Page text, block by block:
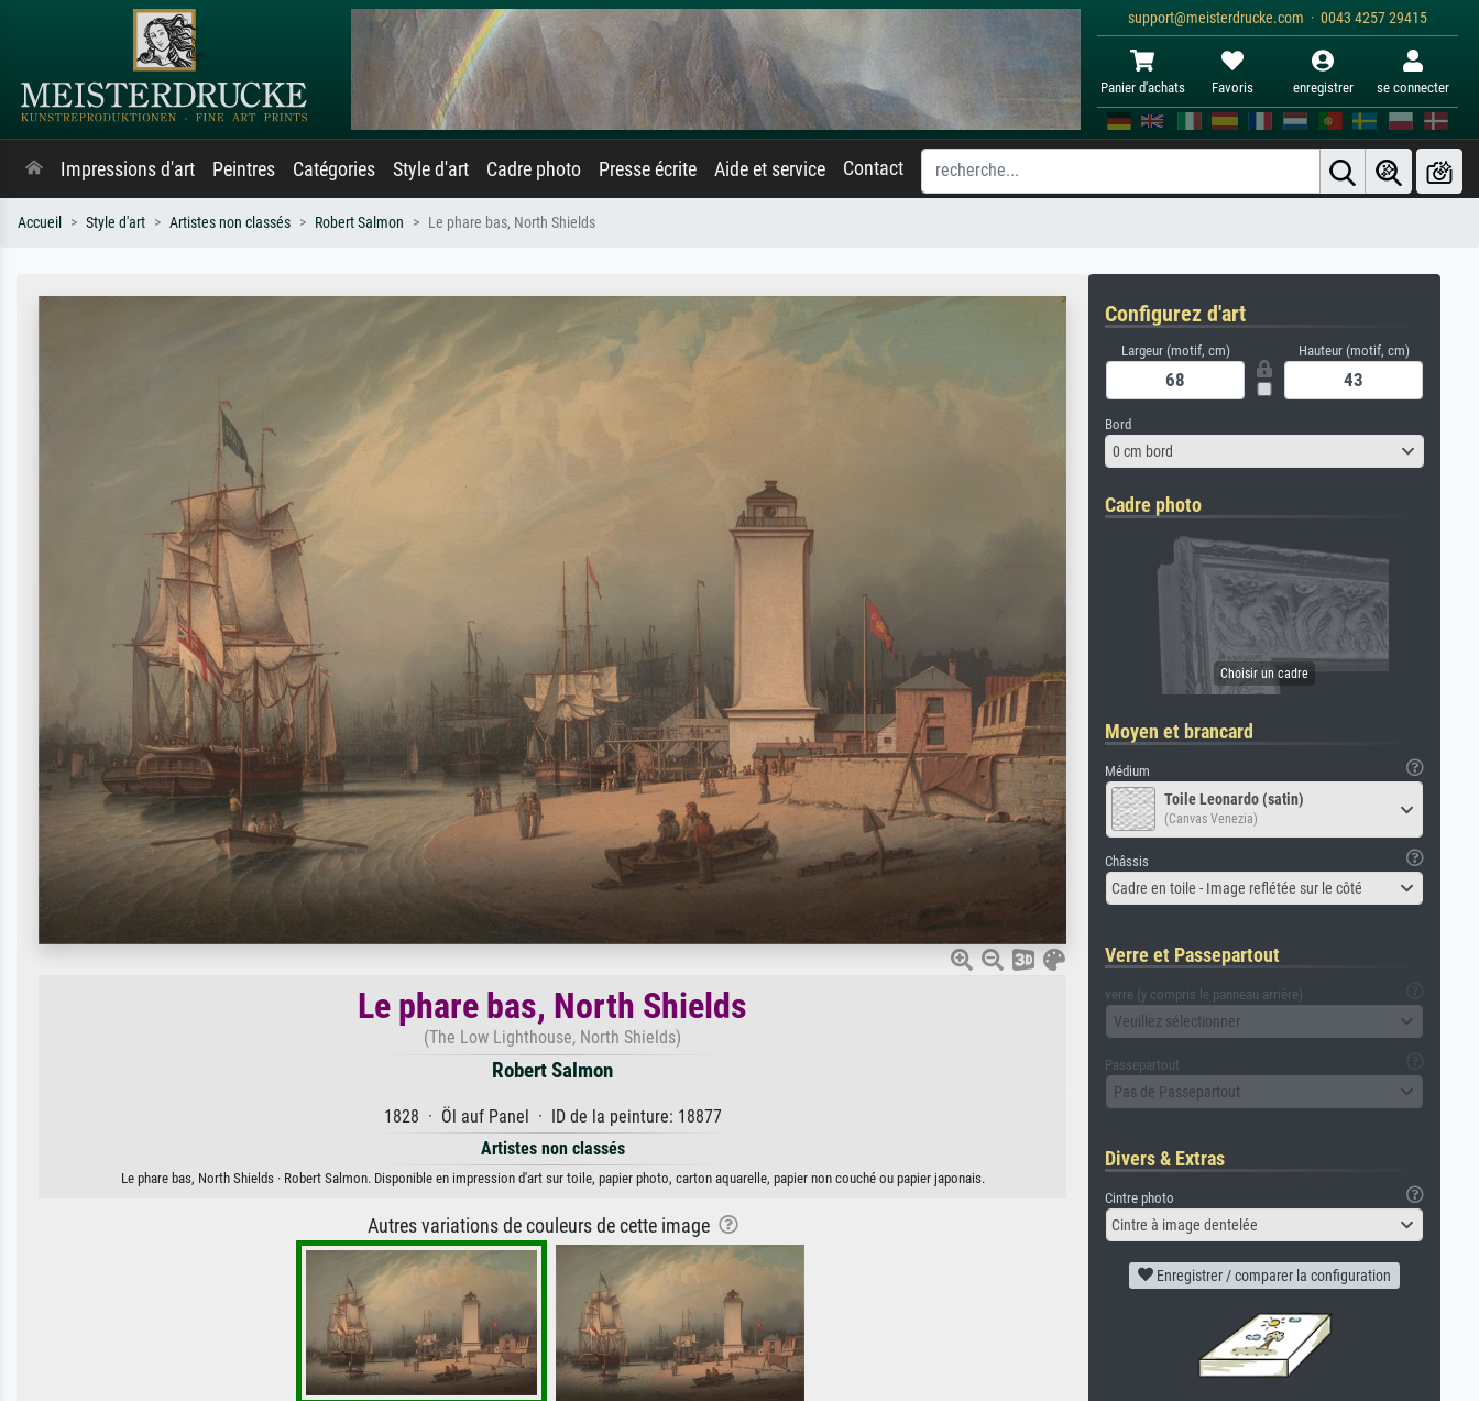
support@meisterdrucke.com · 0043 4257 29415
Panier d'achats Favoris enregistrer se connecter
Impressions d'art Peintres Catégories Style d'art Cadre photo Presse écrite Aide et service Contact
Accueil Style d'art Artistes non classés Robert Salmon Le phare bas, North Shields
Le phare bas, North Shields
(The Low Lighthouse, North Shields)
Robert Salmon
1828 · Öl auf Panel · ID de la peinture: 18877
Artistes non classés
Le phare bas, North Shields · Robert Salmon. Disponible en impression d'art sur toile, papier photo, carton aquarelle, papier non couché ou papier japonais.
Autres variations de couleurs de cette image
Configurez d'art
Largeur (motif, cm) Hauteur (motif, cm)
Bord
0 cm bord
Cadre photo
Moyen et brancard
Médium
Toile Leonardo (satin)
(Canvas Venezia)
Châssis
Cadre en toile - Image reflétée sur le côté
Verre et Passepartout
verre (y compris le panneau arrière)
Veuillez sélectionner
Passepartout
Pas de Passepartout
Divers & Extras
Cintre photo
Cintre à image dentelée
Enregistrer / comparer la configuration